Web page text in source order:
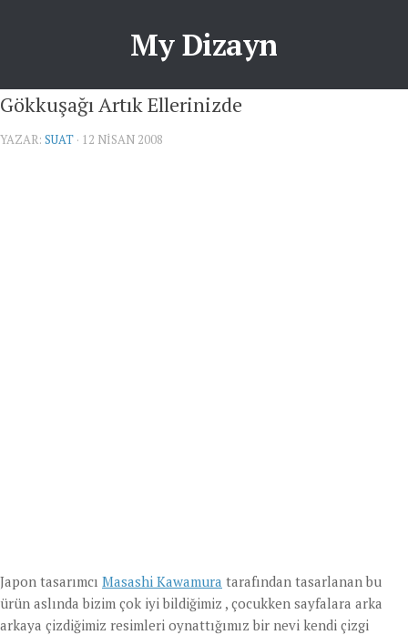
My Dizayn
Gökkuşağı Artık Ellerinizde
YAZAR: SUAT · 12 NISAN 2008
Japon tasarımcı Masashi Kawamura tarafından tasarlanan bu
ürün aslında bizim çok iyi bildiğimiz , çocukken sayfalara arka
arkaya çizdiğimiz resimleri oynattığımız bir nevi kendi çizgi